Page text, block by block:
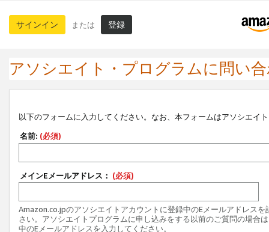
サインイン または 登録
アソシエイト・プログラムに問い
以下のフォームに入力してください。なお、本フォームはアソシエイ
名前: (必須)
メインEメールアドレス： (必須)
Amazon.co.jpのアソシエイトアカウントに登録中のEメールアドレスを
さい。アソシエイトプログラムに申し込みをする以前のご質問の場合
中のEメールアドレスを入力してください。